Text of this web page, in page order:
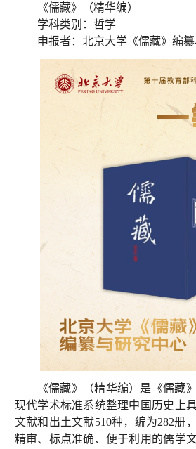
《儒藏》（精华编）
学科类别：哲学
申报者：北京大学《儒藏》编
《儒藏》（精华编）是《儒藏
现代学术标准系统整理中国历史上
文献和出土文献510种，编为282册
精审、标点准确、便于利用的儒学